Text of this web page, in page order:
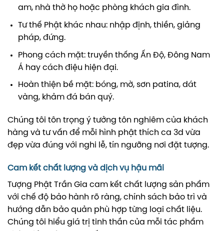
am, nhà thờ họ hoặc phòng khách gia đình.
Tư thế Phật khác nhau: nhập định, thiền, giảng
pháp, đứng.
Phong cách mặt: truyền thống Ấn Độ, Đông Nam
Á hay cách điệu hiện đại.
Hoàn thiện bề mặt: bóng, mờ, sơn patina, dát
vàng, khảm đá bán quý.
Chúng tôi tôn trọng ý tưởng tôn nghiêm của khách
hàng và tư vấn để mỗi hình phật thích ca 3d vừa
đẹp vừa đúng với nghi lễ, tín ngưỡng nơi đặt tượng.
Cam kết chất lượng và dịch vụ hậu mãi
Tượng Phật Trần Gia cam kết chất lượng sản phẩm
với chế độ bảo hành rõ ràng, chính sách bảo trì và
hướng dẫn bảo quản phù hợp từng loại chất liệu.
Chúng tôi hiểu giá trị tinh thần của mỗi tác phẩm